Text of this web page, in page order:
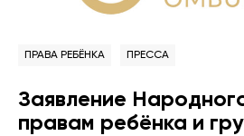
ПРАВА РЕБЁНКА ПРЕССА
Заявление
правам ребёнка и